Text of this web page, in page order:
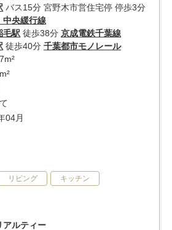
バス15分 宮野木市営住宅停 停歩3分
中央緩行線
毛駅 徒歩38分 京成電鉄千葉線
徒歩40分 千葉都市モノレール
04月
リビング キッチン
アルティー